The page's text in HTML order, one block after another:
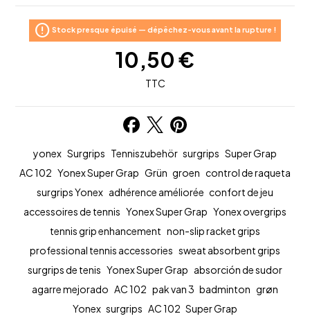
error Stock presque épuisé — dépêchez-vous avant la rupture !
10,50 €
TTC
yonex Surgrips Tenniszubehör surgrips Super Grap
AC 102 Yonex Super Grap Grün groen control de raqueta
surgrips Yonex adhérence améliorée confort de jeu
accessoires de tennis Yonex Super Grap Yonex overgrips
tennis grip enhancement non-slip racket grips
professional tennis accessories sweat absorbent grips
surgrips de tenis Yonex Super Grap absorción de sudor
agarre mejorado AC 102 pak van 3 badminton grøn
Yonex surgrips AC 102 Super Grap